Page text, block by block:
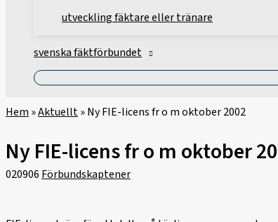
utveckling fäktare eller tränare
svenska fäktförbundet
Hem »Aktuellt»Ny FIE-licens fr o m oktober 2002
Ny FIE-licens fr o m oktober
020906 Förbundskaptener